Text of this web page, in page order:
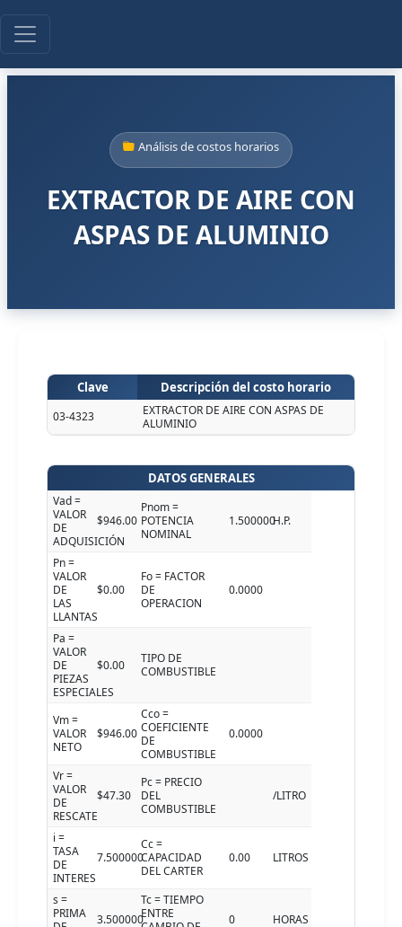
Análisis de costos horarios
EXTRACTOR DE AIRE CON
ASPAS DE ALUMINIO
Clave Descripción del costo horario
03-4323
EXTRACTOR DE AIRE CON ASPAS DE
ALUMINIO
DATOS GENERALES
Vad =
VALOR
DE
ADQUISICIÓN
$946.00
Pnom =
POTENCIA
NOMINAL
1.500000H.P.
Pn =
VALOR
DE
LAS
LLANTAS
$0.00
Fo = FACTOR
DE
OPERACION
0.0000
Pa =
VALOR
DE
PIEZAS
ESPECIALES
$0.00
TIPO DE
COMBUSTIBLE
Vm =
VALOR
NETO
$946.00
Cco =
COEFICIENTE
DE
COMBUSTIBLE
0.0000
Vr =
VALOR
DE
RESCATE
$47.30
Pc = PRECIO
DEL
COMBUSTIBLE
/LITRO
i =
TASA
DE
INTERES
7.500000
Cc =
CAPACIDAD
DEL CARTER
0.00 LITROS
s =
PRIMA
3.500000
Tc = TIEMPO
ENTRE
0 HORAS